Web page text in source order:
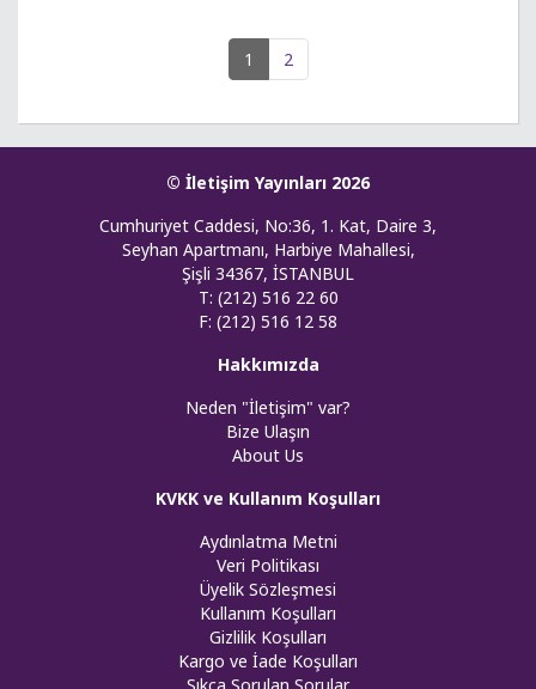
1 2
© İletişim Yayınları 2026
Cumhuriyet Caddesi, No:36, 1. Kat, Daire 3,
Seyhan Apartmanı, Harbiye Mahallesi,
Şişli 34367, İSTANBUL
T: (212) 516 22 60
F: (212) 516 12 58
Hakkımızda
Neden "İletişim" var?
Bize Ulaşın
About Us
KVKK ve Kullanım Koşulları
Aydınlatma Metni
Veri Politikası
Üyelik Sözleşmesi
Kullanım Koşulları
Gizlilik Koşulları
Kargo ve İade Koşulları